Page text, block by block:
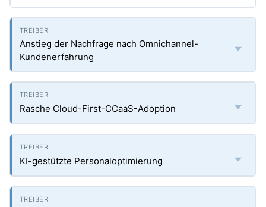
Anstieg der Nachfrage nach Omnichannel-
Kundenerfahrung
Rasche Cloud-First-CCaaS-Adoption
KI-gestützte Personaloptimierung